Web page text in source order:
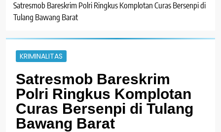
Satresmob Bareskrim Polri Ringkus Komplotan Curas Bersenpi di
Tulang Bawang Barat
KRIMINALITAS
Satresmob Bareskrim
Polri Ringkus Komplotan
Curas Bersenpi di Tulang
Bawang Barat